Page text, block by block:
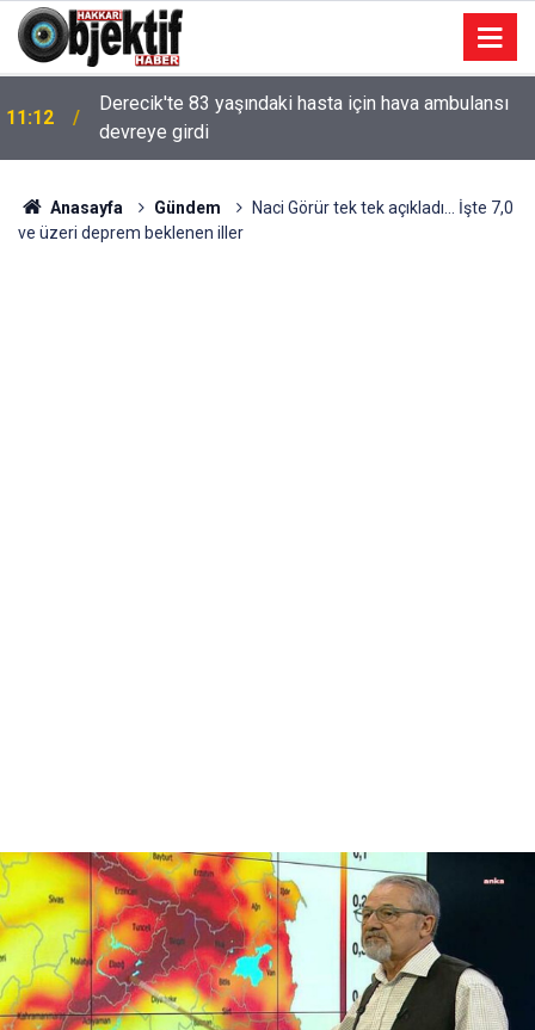
11:12
Derecik'te 83 yaşındaki hasta için hava ambulansı
devreye girdi
Anasayfa Gündem
Naci Görür tek tek açıkladı... İşte 7,0
ve üzeri deprem beklenen iller